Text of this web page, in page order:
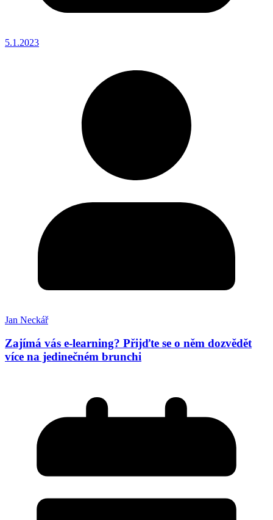
5.1.2023
Jan Neckář
Zajímá vás e-learning? Přijďte se o něm dozvědět
více na jedinečném brunchi